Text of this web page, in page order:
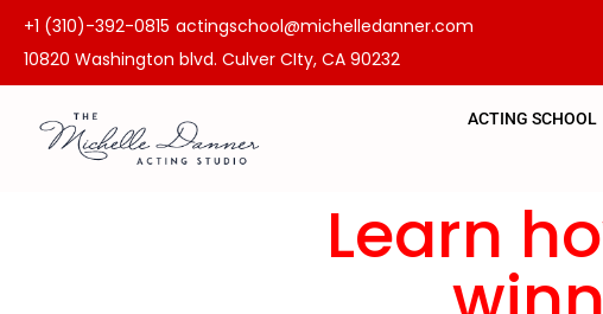
+1 (310)-392-0815 actingschool@michelledanner.com
10820 Washington blvd. Culver CIty, CA 90232
ACTING SCHOOL
Learn